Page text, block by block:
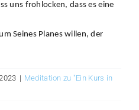
uns frohlocken, dass es eine
Seines Planes willen, der
| Meditation zu "Ein Kurs in